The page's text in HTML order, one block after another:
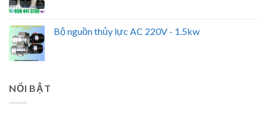
Bộ nguồn thủy lực AC 220V - 1.5kw
NỔI BẬT